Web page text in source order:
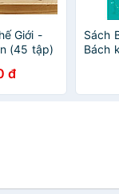
Giới -
(45 tập)
đ
Sách
Bách